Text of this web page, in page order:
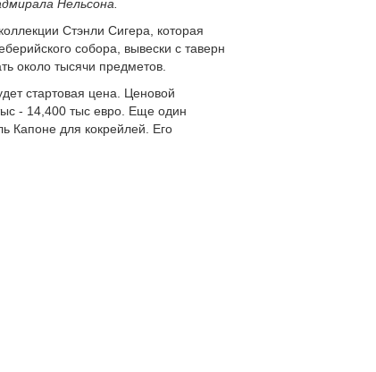
Нельсона.
Стэнли Сигера, которая
собора, вывески с таверн
около тысячи предметов.
стартовая цена. Ценовой
- 14,400 тыс евро. Еще один
Капоне для кокрейлей. Его